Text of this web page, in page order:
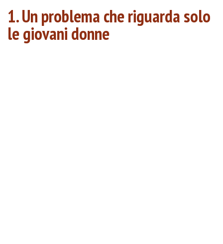
1. Un problema che riguarda solo
le giovani donne